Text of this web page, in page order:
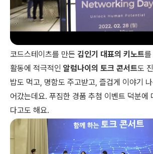
코드스테이츠를 만든 김인기 대표의 키노트를
활동에 적극적인 알럼나이의 토크 콘서트도
밥도 먹고, 명함도 주고받고, 즐겁게 이야기
어갔는데요. 푸짐한 경품 추첨 이벤트 덕분에
다고도 해요.